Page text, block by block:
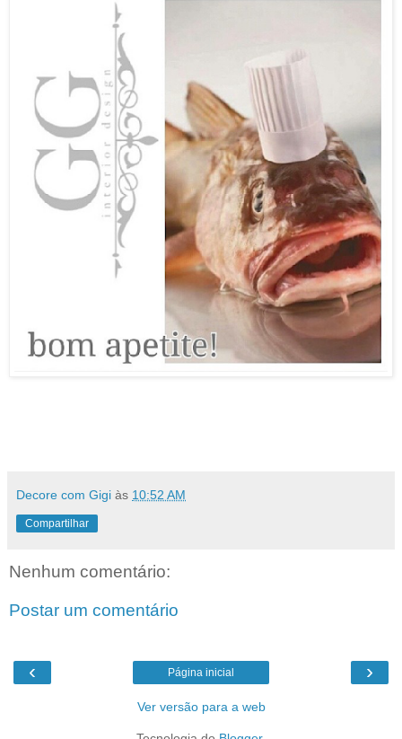
Decore com Gigi às 10:52 AM
Compartilhar
Nenhum comentário:
Postar um comentário
‹ ›
Página inicial
Ver versão para a web